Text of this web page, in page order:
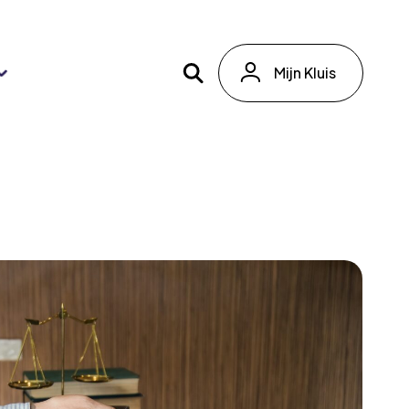
Mijn Kluis